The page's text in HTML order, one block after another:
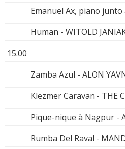
Emanuel Ax, piano
Human - WITOLD
15.00
Zamba Azul - ALON
Klezmer Caravan - THE
Pique-nique à Nagpur -
Rumba Del Raval -